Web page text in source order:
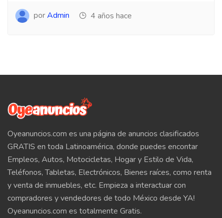
porAdmin 4 años hace
Oyeanuncios.com es una página de anuncios clasificados
GRATIS en toda Latinoamérica, donde puedes encontar
Empleos, Autos, Motocicletas, Hogar y Estilo de Vida,
Teléfonos, Tabletas, Electrónicos, Bienes raíces, como renta
y venta de inmuebles, etc. Empieza a interactuar con
compradores y vendedores de todo México desde YA!
Oyeanuncios.com es totalmente Gratis.